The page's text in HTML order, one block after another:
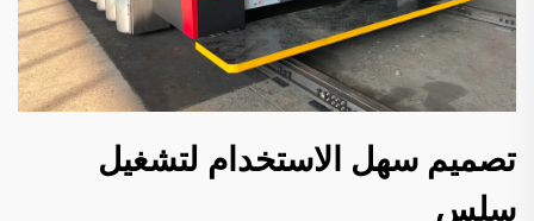
تصميم سهل الاستخدام لتشغيل
سلس